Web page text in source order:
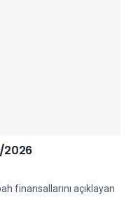
2026
finansallarını açıklayan